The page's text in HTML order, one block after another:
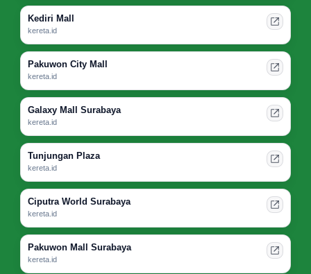
Kediri Mall
kereta.id
Pakuwon City Mall
kereta.id
Galaxy Mall Surabaya
kereta.id
Tunjungan Plaza
kereta.id
Ciputra World Surabaya
kereta.id
Pakuwon Mall Surabaya
kereta.id